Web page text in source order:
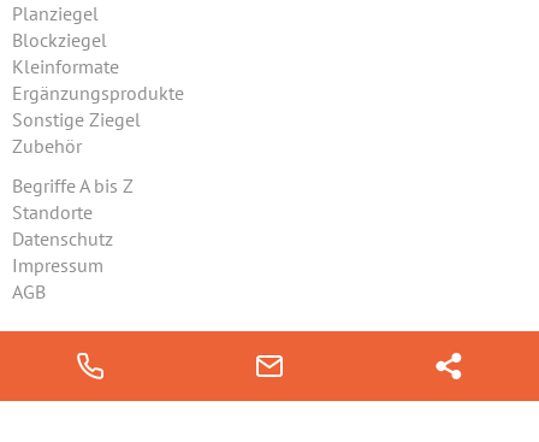
Planziegel
Blockziegel
Kleinformate
Ergänzungsprodukte
Sonstige Ziegel
Zubehör
Begriffe A bis Z
Standorte
Datenschutz
Impressum
AGB